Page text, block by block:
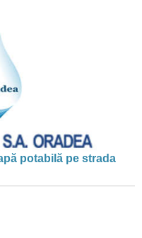
potabilă pe strada